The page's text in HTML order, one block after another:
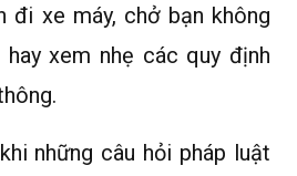
đi xe máy, chở bạn không
xem nhẹ các quy định
những câu hỏi pháp luật